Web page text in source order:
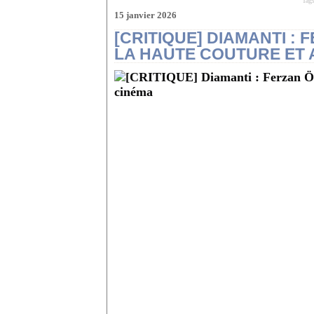
15 janvier 2026
[CRITIQUE] DIAMANTI :
LA HAUTE COUTURE ET